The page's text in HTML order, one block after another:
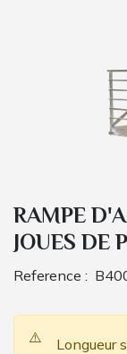
RAMPE
JOUES DE
Reference :
⚠️ Longueur